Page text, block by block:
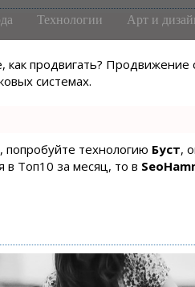
продвигать?
системах.
попробуйте технологию Буст,
в Топ10 за месяц, то в
Технологии Арт и